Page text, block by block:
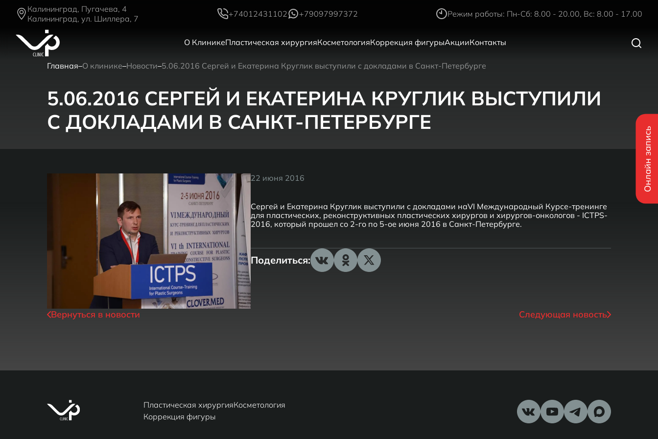
Калининград, Пугачева, 4
Калининград, ул. Шиллера, 7
+74012431102 +79097997372 Режим работы: Пн-Сб: 8.00 - 20.00, Вс: 8.00 - 17.00
О КлиникеПластическая хирургияКосметологияКоррекция фигурыАкцииКонтакты
Главная О клинике Новости 5.06.2016 Сергей и Екатерина Круглик выступили с докладами в Санкт-Петербурге
5.06.2016 СЕРГЕЙ И ЕКАТЕРИНА КРУГЛИК ВЫСТУПИЛИ
С ДОКЛАДАМИ В САНКТ-ПЕТЕРБУРГЕ
Онлайн запись
22 июня 2016
Сергей и Екатерина Круглик выступили с докладами наVI Международный Курсе-тренинге
для пластических, реконструктивных пластических хирургов и хирургов-онкологов - ICTPS-
2016, который прошел со 2-го по 5-ое июня 2016 в Санкт-Петербурге.
Поделиться:
Вернуться в новости Следующая новость
Пластическая хирургияКосметология
Коррекция фигуры